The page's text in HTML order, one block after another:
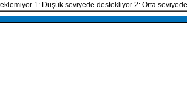
1: Düşük seviyede destekliyor 2: Orta